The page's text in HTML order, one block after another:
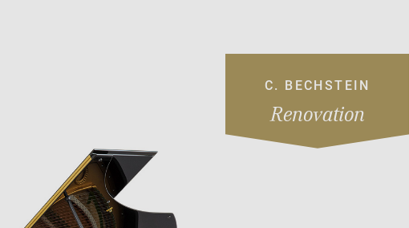
C. BECHSTEIN
Renovation